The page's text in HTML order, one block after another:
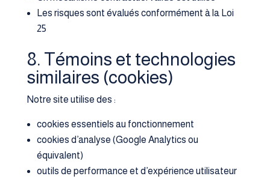
Les risques sont évalués conformément à la Loi
25
8. Témoins et technologies
similaires (cookies)
Notre site utilise des :
cookies essentiels au fonctionnement
cookies d’analyse (Google Analytics ou
équivalent)
outils de performance et d’expérience utilisateur